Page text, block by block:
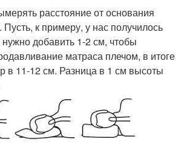
расстояние от основания
к примеру, у нас получилось
добавить 1-2 см, чтобы
матраса плечом, в итоге
в 11-12 см. Разница в 1 см высоты